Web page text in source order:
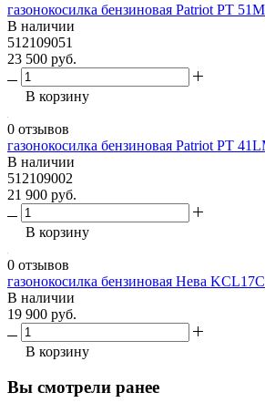
газонокосилка бензиновая Patriot PT 51M
В наличии
512109051
23 500 руб.
В корзину
0 отзывов
газонокосилка бензиновая Patriot PT
В наличии
512109002
21 900 руб.
В корзину
0 отзывов
газонокосилка бензиновая Нева KCL17C
В наличии
19 900 руб.
В корзину
Вы смотрели ранее